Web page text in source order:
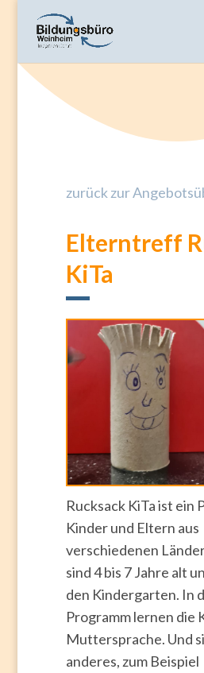
zurück zur
Elterntreff
KiTa
Rucksack KiTa ist ein
Kinder und Eltern aus
verschiedenen
sind 4 bis 7 Jahre alt
den Kindergarten. In
Programm lernen die
Muttersprache. Und
anderes, zum Beispiel